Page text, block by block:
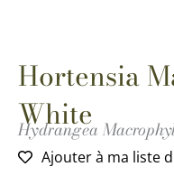
Hortensia
White
Hydrangea
Ajouter à ma liste